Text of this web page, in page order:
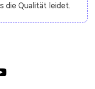
die Qualität leidet.